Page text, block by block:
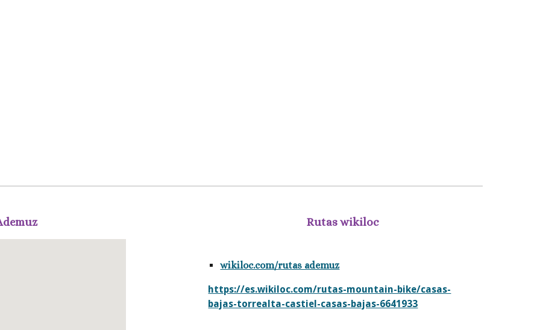
Rutas wikiloc
wikiloc.com/rutas ademuz
https://es.wikiloc.com/rutas-mountain-bike/casas-
bajas-torrealta-castiel-casas-bajas-6641933